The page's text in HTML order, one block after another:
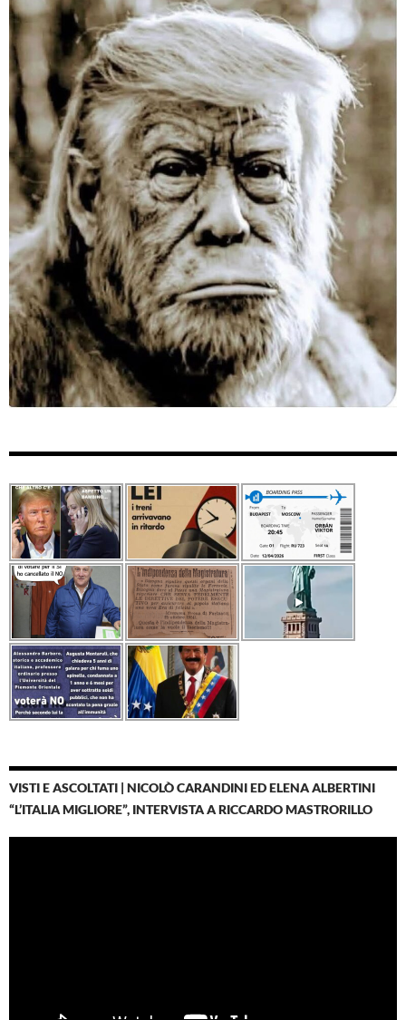
VISTI E ASCOLTATI | NICOLÒ CARANDINI ED ELENA ALBERTINI
“L’ITALIA MIGLIORE”, INTERVISTA A RICCARDO MASTRORILLO